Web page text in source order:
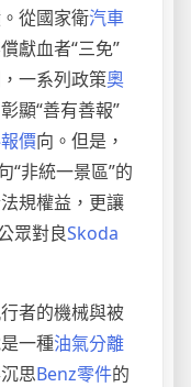
從國家衛汽車
獻血者“三免”
一系列政策奧
顯“善有善報”
價向。但是，
“非統一景區”的
規權益，更讓
眾對良Skoda
者的機械與被
一種油氣分離
思Benz零件的